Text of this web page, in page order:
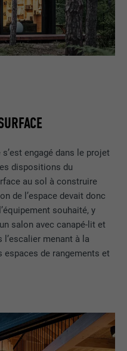
engagé dans le projet
dispositions du
au sol à construire
de l’espace devait donc
souhaité, y
salon avec canapé-lit et
menant à la
espaces de rangements et